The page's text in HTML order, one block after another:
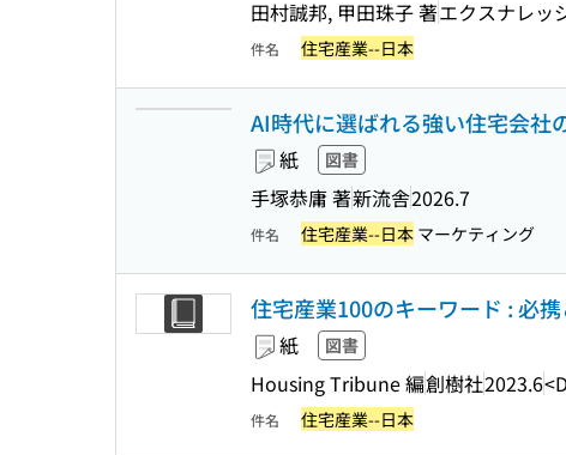
田村誠邦, 甲田珠子 著エクスナレッ
件名 住宅産業--日本
AI時代に選ばれる強い住宅会社
紙 図書
手塚恭庸 著新流舎2026.7
件名 住宅産業--日本 マーケティング
住宅産業100のキーワード : 必
紙 図書
Housing Tribune 編創樹社2023.6
件名 住宅産業--日本